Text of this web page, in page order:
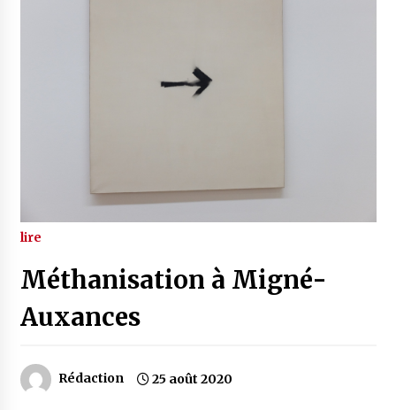
lire
Méthanisation à Migné-
Auxances
Rédaction 25 août 2020